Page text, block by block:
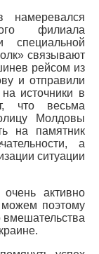
филиала
специальной
связывают
рейсом из
и отправили
источники в
что весьма
Молдовы
на памятник
а
ситуации
активно
поэтому
вмешательства